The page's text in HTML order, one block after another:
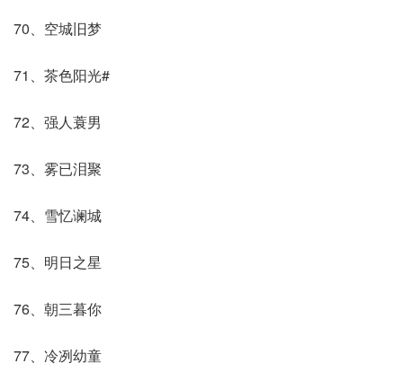
70、空城旧梦
71、茶色阳光#
72、强人蓑男
73、雾已泪聚
74、雪忆谰城
75、明日之星
76、朝三暮你
77、冷冽幼童